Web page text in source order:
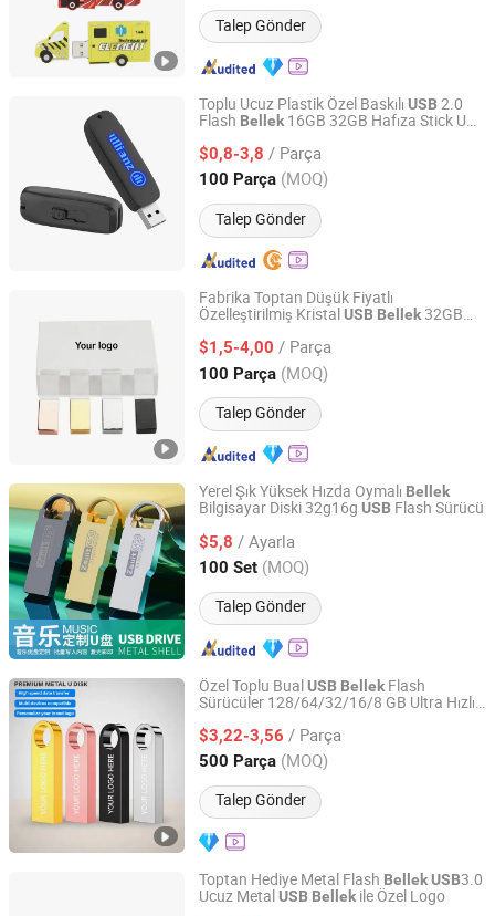
Talep Gönder
Toplu Ucuz Plastik Özel Baskılı USB2.0
Flash Bellek16GB 32GB Hafıza Stick U
$0,8-3,8 / Parça
100 Parça (MOQ)
Talep Gönder
ShenZhen BoWang DianZi YouXian GongSi
Guangdong, China Fiyat 2026
Fabrika Toptan Düşük Fiyatlı
Özelleştirilmiş KristalUSB Bellek32GB
128GBUSB Anahtar Kurumsal Su
Geçirmez
USB Bellek
$1,5-4,00 / Parça
100 Parça (MOQ)
Talep Gönder
Shenzhen Madazon Technology Co., Ltd.
Guangdong, China Fiyat 2025
Yerel Şık Yüksek Hızda Oymalı Bellek
Bilgisayar Diski 32g16g USB Flash Sürücü
$5,8 / Ayarla
100 Set (MOQ)
Talep Gönder
Yiwu Xuan Beizhai Handicraft Co., Ltd.
Zhejiang, China Fiyat 2025
Özel Toplu BualUSB Bellek Flash
Sürücüler 128/64/32/16/8 GB Ultra Hızlı
Çekilebilir, Yüksek Hızda Veri Aktarım
Depolama Cihazı
$3,22-3,56 / Parça
500 Parça (MOQ)
Talep Gönder
Changsha Hetong Technology Co., Ltd.
Hunan, China Fiyat 2025
Toptan Hediye Metal Flash BellekUSB3.0
Ucuz MetalUSB Bellekile Özel Logo
GuangZhou Ronc Electronic Technology co.,LTD